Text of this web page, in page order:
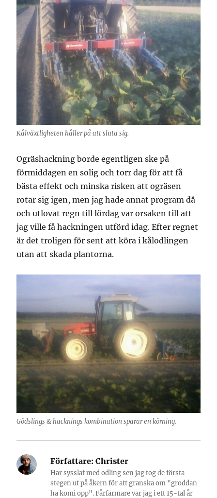
Kålväxtligheten håller på att sluta sig.
Ogräshackning borde egentligen ske på
förmiddagen en solig och torr dag för att få
bästa effekt och minska risken att ogräsen
rotar sig igen, men jag hade annat program då
och utlovat regn till lördag var orsaken till att
jag ville få hackningen utförd idag. Efter regnet
är det troligen för sent att köra i kålodlingen
utan att skada plantorna.
Gödslings & hacknings kombination sparar en körning.
Författare: Christer
Har sysslat med odling sen jag tog de första
stegen ut på åkern för att granska om "groddan
ha komi opp". Fårfarmare var jag i ett 15-tal år